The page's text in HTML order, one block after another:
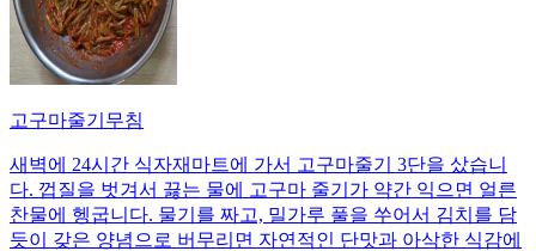
고구마줄기무침
새벽에 24시간 식자재마트에 가서 고구마줄기 3단을 샀습니
다. 껍질을 벗겨서 끓는 물에 고구마 줄기가 약간 익으면 얼른
찬물에 헹굽니다. 물기를 짜고, 밀가루 풀을 쑤어서 김치를 담
듯이 갖은 양념으로 버무리면 자연적인 단맛과 아삭한 식감에